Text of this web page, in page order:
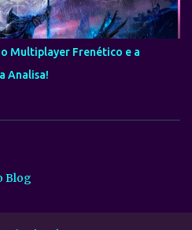
Multiplayer Frenético e a
Analisa!
Blog